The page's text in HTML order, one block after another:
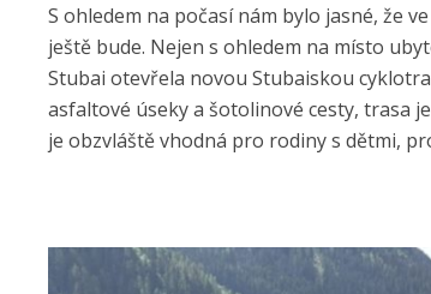
S ohledem na počasí nám bylo jasné, že
ještě bude. Nejen s ohledem na místo
Stubai otevřela novou Stubaiskou
asfaltové úseky a šotolinové cesty, trasa
je obzvláště vhodná pro rodiny s dětmi,